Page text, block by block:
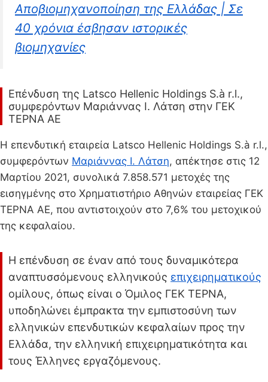
Αποβιομηχανοποίηση της Ελλάδας | Σε
40 χρόνια έσβησαν ιστορικές
βιομηχανίες
Επένδυση της Latsco Hellenic Holdings S.à r.l.,
συμφερόντων Μαριάννας Ι. Λάτση στην ΓΕΚ
ΤΕΡΝΑ ΑΕ
H επενδυτική εταιρεία Latsco Hellenic Holdings S.à r.l.,
συμφερόντων Μαριάννας Ι. Λάτση, απέκτησε στις 12
Μαρτίου 2021, συνολικά 7.858.571 μετοχές της
εισηγμένης στο Χρηματιστήριο Αθηνών εταιρείας ΓΕΚ
ΤΕΡΝΑ ΑΕ, που αντιστοιχούν στο 7,6% του μετοχικού
της κεφαλαίου.
Η επένδυση σε έναν από τους δυναμικότερα
αναπτυσσόμενους ελληνικούς επιχειρηματικούς
ομίλους, όπως είναι ο Όμιλος ΓΕΚ ΤΕΡΝΑ,
υποδηλώνει έμπρακτα την εμπιστοσύνη των
ελληνικών επενδυτικών κεφαλαίων προς την
Ελλάδα, την ελληνική επιχειρηματικότητα και
τους Έλληνες εργαζόμενους.